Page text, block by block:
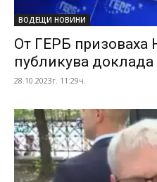
ВОДЕЩИ НОВИНИ
От ГЕРБ
публикува
28.10.2023г. 11:29ч.